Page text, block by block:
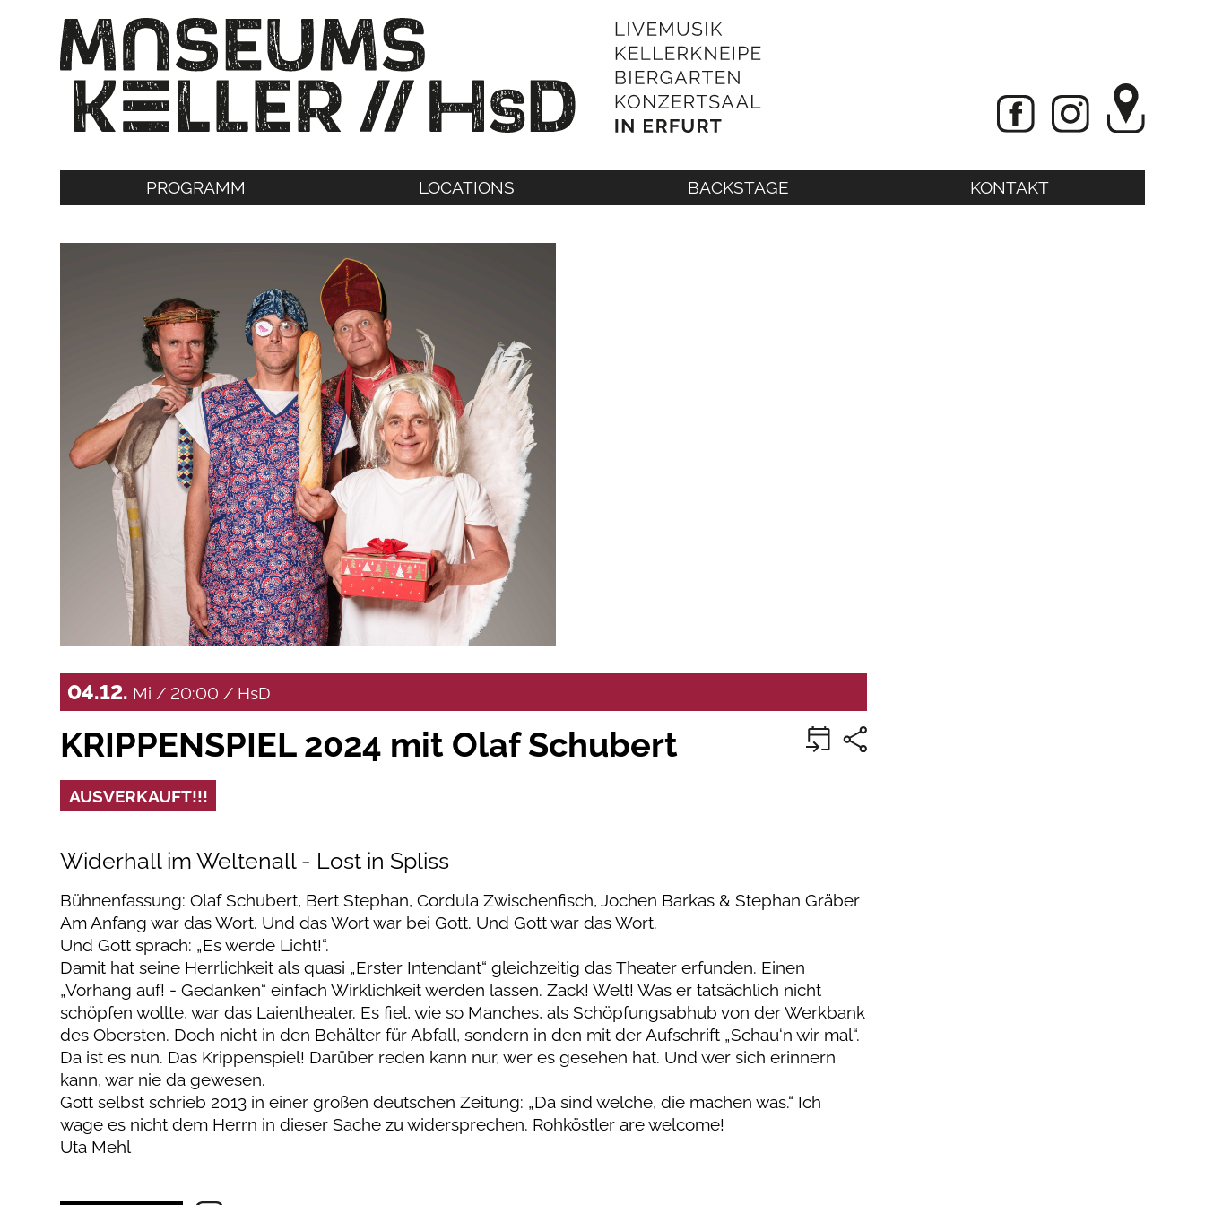
PROGRAMM LOCATIONS BACKSTAGE KONTAKT
04.12. Mi / 20:00 / HsD
KRIPPENSPIEL 2024 mit Olaf Schubert
AUSVERKAUFT!!!
Widerhall im Weltenall - Lost in Spliss
Bühnenfassung: Olaf Schubert, Bert Stephan, Cordula Zwischenfisch, Jochen Barkas & Stephan Gräber
Am Anfang war das Wort. Und das Wort war bei Gott. Und Gott war das Wort.
Und Gott sprach: „Es werde Licht!“.
Damit hat seine Herrlichkeit als quasi „Erster Intendant“ gleichzeitig das Theater erfunden. Einen
„Vorhang auf! - Gedanken“ einfach Wirklichkeit werden lassen. Zack! Welt! Was er tatsächlich nicht
schöpfen wollte, war das Laientheater. Es fiel, wie so Manches, als Schöpfungsabhub von der Werkbank
des Obersten. Doch nicht in den Behälter für Abfall, sondern in den mit der Aufschrift „Schau‘n wir mal“.
Da ist es nun. Das Krippenspiel! Darüber reden kann nur, wer es gesehen hat. Und wer sich erinnern
kann, war nie da gewesen.
Gott selbst schrieb 2013 in einer großen deutschen Zeitung: „Da sind welche, die machen was.“ Ich
wage es nicht dem Herrn in dieser Sache zu widersprechen. Rohköstler are welcome!
Uta Mehl